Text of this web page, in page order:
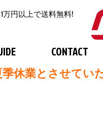
1万円以上で送料無料!
CONTACT
休業とさせてい